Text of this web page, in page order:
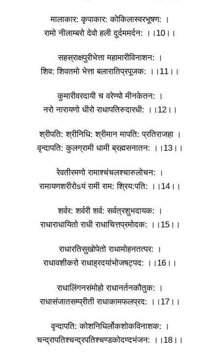
मालाकार: कृपाकार: कोकिलास्वरभूषण: ।
रामो नीलाम्बरो देवो हली दुर्दममर्दन: ।।10।।
सहस्राक्षपुरीभेत्ता महामारीविनाशन: ।
शिव: शिवतमो भेत्ता बलारातिप्रपूजक: ।।11।।
कुमारीवरदायी च वरेण्यो मीनकेतन: ।
नरो नारायणो धीरो राधापतिरुदारधी: ।।12।।
श्रीपति: श्रीनिधि: श्रीमान मापति: प्रतिराजहा ।
वृन्दापति: कुलग्रामी धामी ब्रह्मसनातन: ।।13।।
रेवतीरमणो रामाश्चंचलश्चारुलोचन: ।
रामायणशरीरोsयं रामी राम: श्रिय:पति: ।।14।।
शर्वर: शर्वरी शर्व: सर्वत्रशुभदायक: ।
राधाराधायितो राधी राधाचित्तप्रमोदक: ।।15।।
राधारतिसुखोपेतो राधामोहनतत्पर: ।
राधावशीकरो राधाह्रदयांभोजषट्पद: ।।16।।
राधालिंगनसंमोहो राधानर्तनकौतुक: ।
राधासंजातसम्प्रीती राधाकामफलप्रद: ।।17।।
वृन्दापति: कोशनिधिर्लोकशोकविनाशक: ।
चन्द्रापतिश्चन्द्रपतिश्चण्डकोदण्दभंजन: ।।18।।